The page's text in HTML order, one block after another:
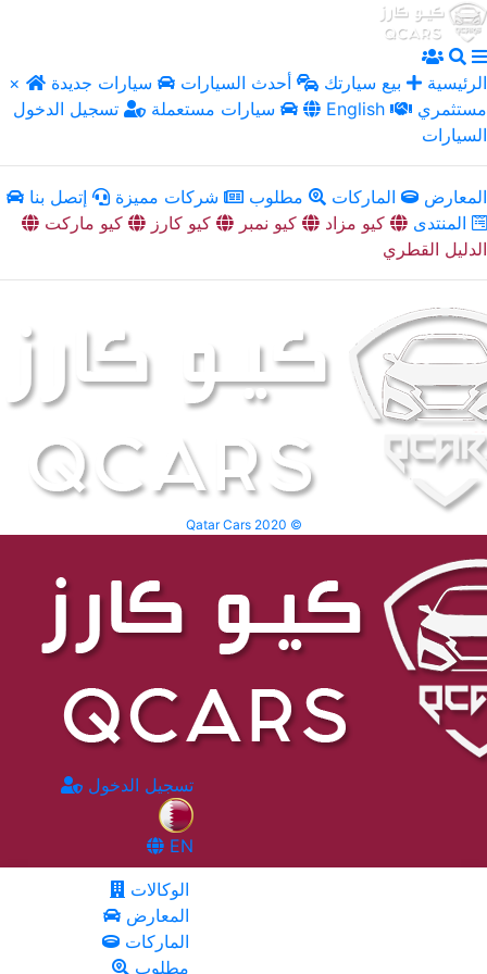
× الرئيسية بيع سيارتك أحدث السيارات
سيارات جديدة
سيارات مستعملة
تسجيل الدخول English
السيارات
المعارض الماركات مطلوب شركات مميزة
إتصل بنا
المنتدى
كيو مزاد كيو نمبر كيو كارز
كيو ماركت
الدليل القطري
Qatar Cars 2020 ©
تسجيل الدخول
EN
الوكالات
المعارض
الماركات
مطلوب